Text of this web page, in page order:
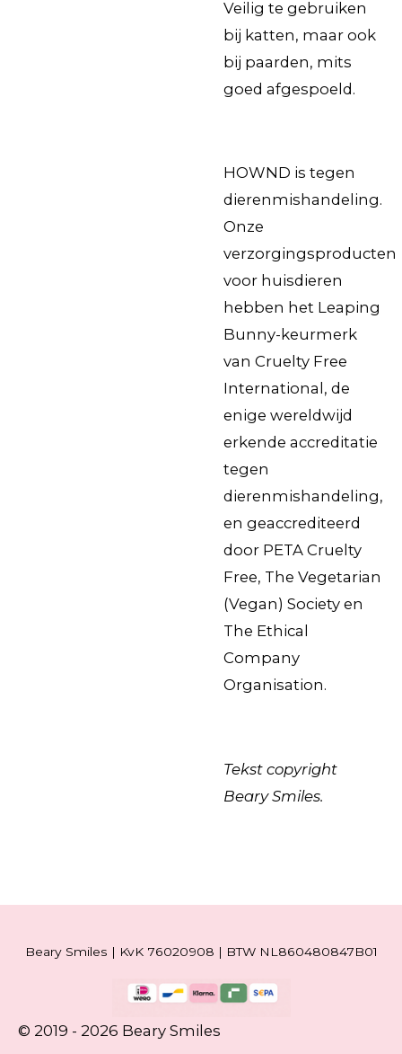
Veilig te gebruiken
bij katten, maar ook
bij paarden, mits
goed afgespoeld.
HOWND is tegen
dierenmishandeling.
Onze
verzorgingsproducten
voor huisdieren
hebben het Leaping
Bunny-keurmerk
van Cruelty Free
International, de
enige wereldwijd
erkende accreditatie
tegen
dierenmishandeling,
en geaccrediteerd
door PETA Cruelty
Free, The Vegetarian
(Vegan) Society en
The Ethical
Company
Organisation.
Tekst copyright
Beary Smiles.
Beary Smiles | KvK 76020908 | BTW NL860480847B01
© 2019 - 2026 Beary Smiles